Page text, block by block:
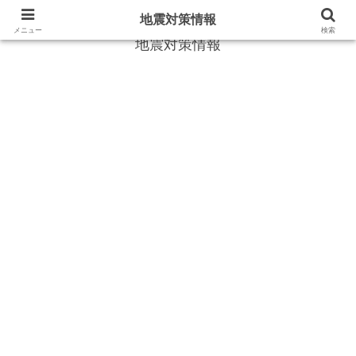
地震対策情報
メニュー
地震対策情報
検索